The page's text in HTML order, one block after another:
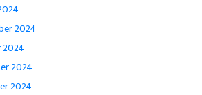
2024
2024
2024
2024